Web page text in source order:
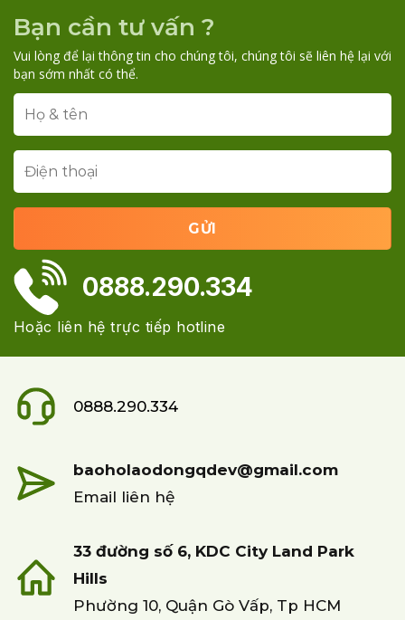
Bạn cần tư vấn ?
Vui lòng để lại thông tin cho chúng tôi, chúng tôi sẽ liên hệ lại với
bạn sớm nhất có thể.
0888.290.334
Hoặc liên hệ trực tiếp hotline
0888.290.334
baoholaodongqdev@gmail.com
Email liên hệ
33 đường số 6, KDC City Land Park
Hills
Phường 10, Quận Gò Vấp, Tp HCM